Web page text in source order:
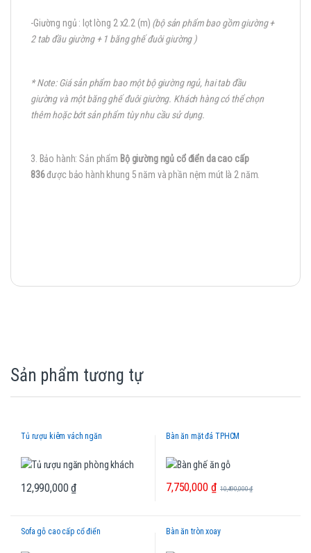
-Giường ngủ : lọt lòng 2 x2.2 (m) (bộ sản phẩm bao gồm giường +
2 tab đầu giường + 1 băng ghế đuôi giường)
* Note: Giá sản phẩm bao một bộ giường ngủ, hai tab đầu
giường và một băng ghế đuôi giường. Khách hàng có thể chọn
thêm hoặc bớt sản phẩm tùy nhu cầu sử dụng.
3. Bảo hành: Sản phẩm Bộ giường ngủ cổ điển da cao cấp
836được bảo hành khung 5 năm và phần nệm mút là 2 năm.
Sản phẩm tương tự
Tủ rượu kiêm vách ngăn
12,990,000₫
Bàn ăn mặt đá TPHCM
7,750,000 ₫ 10,490,000₫
Sofa gỗ cao cấp cổ điển Bàn ăn tròn xoay